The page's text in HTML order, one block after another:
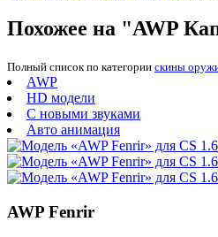
Похожее на "AWP
Полный список по категории скины
AWP
HD модели
С новыми звуками
Авто анимация
AWP Fenrir